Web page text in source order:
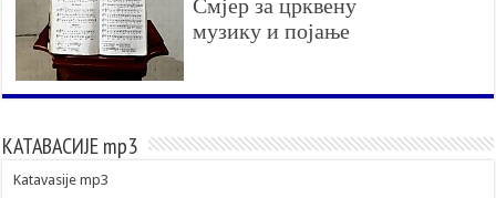
Смјер за црквену
музику и појање
КАТАВАСИЈЕ mp3
Katavasije mp3